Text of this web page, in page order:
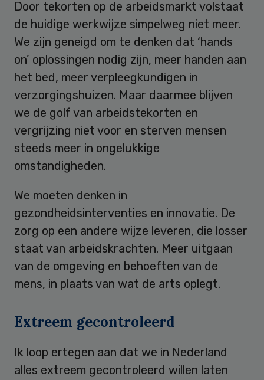
Door tekorten op de arbeidsmarkt volstaat
de huidige werkwijze simpelweg niet meer.
We zijn geneigd om te denken dat ‘hands
on’ oplossingen nodig zijn, meer handen aan
het bed, meer verpleegkundigen in
verzorgingshuizen. Maar daarmee blijven
we de golf van arbeidstekorten en
vergrijzing niet voor en sterven mensen
steeds meer in ongelukkige
omstandigheden.
We moeten denken in
gezondheidsinterventies en innovatie. De
zorg op een andere wijze leveren, die losser
staat van arbeidskrachten. Meer uitgaan
van de omgeving en behoeften van de
mens, in plaats van wat de arts oplegt.
Extreem gecontroleerd
Ik loop ertegen aan dat we in Nederland
alles extreem gecontroleerd willen laten